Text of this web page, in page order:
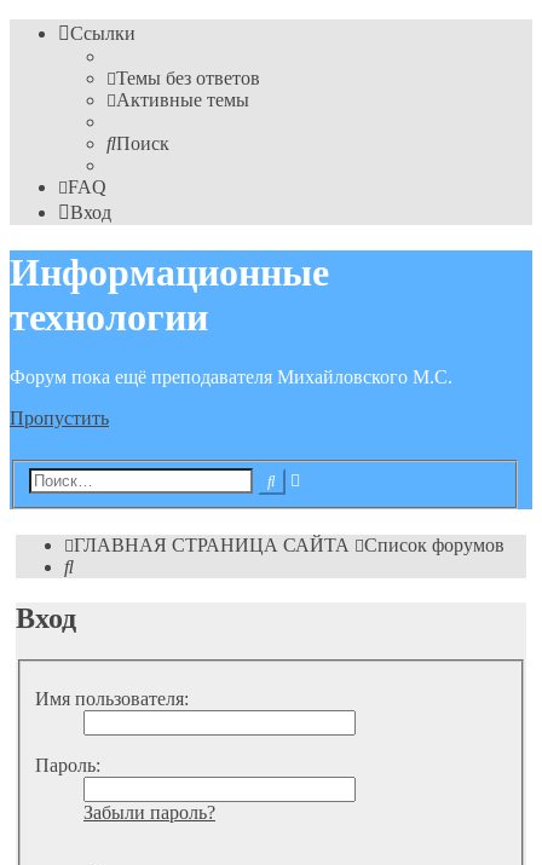
Ссылки
Темы без ответов
Активные темы
Поиск
FAQ
Вход
Информационные
технологии
Форум пока ещё преподавателя Михайловского М.С.
Пропустить
Поиск
ГЛАВНАЯ СТРАНИЦА САЙТА
Список форумов
Поиск
Вход
Имя пользователя:
Пароль:
Забыли пароль?